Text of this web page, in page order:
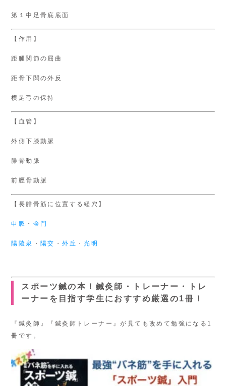
第１中足骨底底面
【作用】
距腿関節の屈曲
距骨下関の外反
横足弓の保持
【血管】
外側下膝動脈
腓骨動脈
前脛骨動脈
【長腓骨筋に位置する経穴】
申脈 ・ 金門
陽陵泉 ・ 陽交 ・外丘 ・光明
スポーツ鍼の本！鍼灸師・トレーナー・トレ
ーナーを目指す学生におすすめ厳選の1冊！
『鍼灸師』『鍼灸師トレーナー』が見ても改めて勉強になる1
冊です。